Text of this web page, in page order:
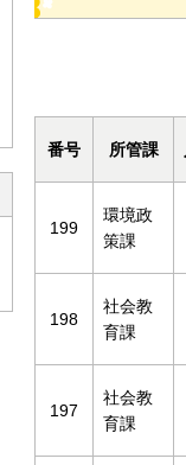
番号 所管課
199
環境政
策課
198
社会教
育課
197
社会教
育課